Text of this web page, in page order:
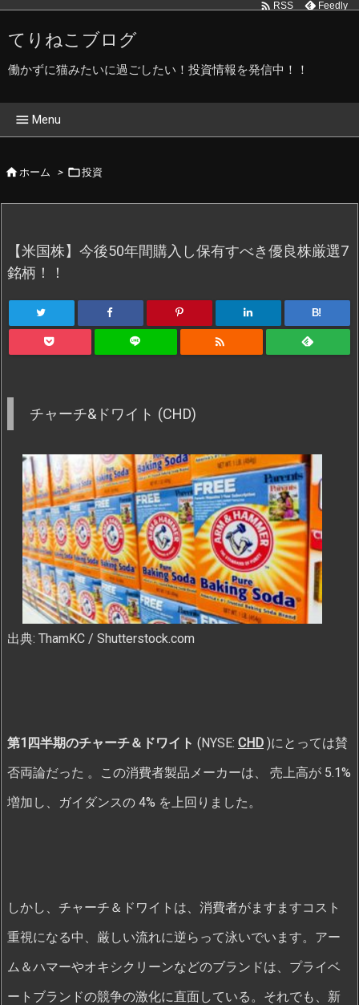
てりねこブログ
働かずに猫みたいに過ごしたい！投資情報を発信中！！
Menu
プライバシーポリシー
 RSS Feedly
ホーム > 投資
【米国株】今後50年間購入し保有すべき優良株厳選7
銘柄！！
B!

チャーチ&ドワイト (CHD)
出典: ThamKC / Shutterstock.com
第1四半期のチャーチ＆ドワイト (NYSE: CHD )にとっては賛
否両論だった 。この消費者製品メーカーは、 売上高が 5.1%
増加し、ガイダンスの 4% を上回りました。
しかし、チャーチ＆ドワイトは、消費者がますますコスト
重視になる中、厳しい流れに逆らって泳いでいます。アー
ム＆ハマーやオキシクリーンなどのブランドは、プライベ
ートブランドの競争の激化に直面している。それでも、新